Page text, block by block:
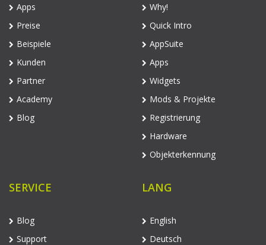
Apps
Preise
Beispiele
Kunden
Partner
Academy
Blog
Why!
Quick Intro
AppSuite
Apps
Widgets
Mods & Projekte
Registrierung
Hardware
Objekterkennung
SERVICE
Blog
Support
LANG
English
Deutsch